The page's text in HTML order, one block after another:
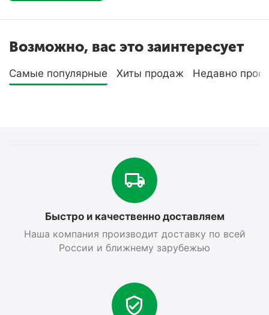
Возможно, вас это заинтересует
Самые популярные Хиты продаж Недавно
Быстро и качественно доставляем
Наша компания производит доставку по всей
России и ближнему зарубежью